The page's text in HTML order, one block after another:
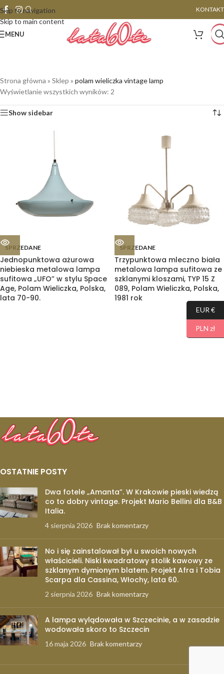
Skip to navigation
Skip to main content
KONTAKT
MENU
Strona główna » Sklep » polam wieliczka vintage lamp
Wyświetlanie wszystkich wyników: 2
Show sidebar
SPRZEDANE
Jednopunktowa ażurowa
niebieska metalowa lampa
sufitowa „UFO” w stylu Space
Age, Polam Wieliczka, Polska,
lata 70-90.
SPRZEDANE
Trzypunktowa mleczno biała
metalowa lampa sufitowa ze
szklanymi kloszami, TYP 15 Z
089, Polam Wieliczka, Polska,
1981 rok
OSTATNIE POSTY
Dwa fotele „Amanta”. W Krakowie pieski wiedzą
co to dobry vintage. Projekt Mario Bellini dla B&B
Italia.
4 sierpnia 2026 Brak komentarzy
No i się zainstalował był u swoich nowych
właścicieli. Niski kwadratowy stolik kawowy ze
szklanym dymionym blatem. Projekt Afra i Tobia
Scarpa dla Cassina, Włochy, lata 60.
2 sierpnia 2026 Brak komentarzy
A lampa wylądowała w Szczecinie, a w zasadzie
wodowała skoro to Szczecin
16 maja 2026 Brak komentarzy
EUR €
PLN zł